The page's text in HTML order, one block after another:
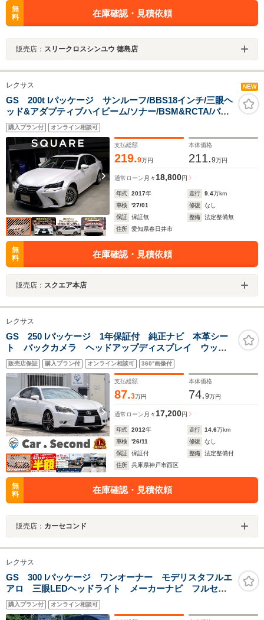
無
料
在庫確認・見積依頼
販売店： スリークロスシンユウ 徳島店
レクサス NEW
GS 200t Iパッケージ サンルーフ/BBS18インチ/三眼ヘ
ッド&アダプティブハイビーム/ソナー/BSM&RCTA/パワ
ートランク/衝突軽減&追従機能/レーンキープ/ハンドルヒ
ーター/シートヒーター&クーラー/ETC
購入プラン付 オンライン相談可
支払総額
219.9万円
本体価格
211.9万円
通常ローン 月々18,800円
年式 2017年 走行 9.4万km
車検
'27/01 修復
なし
保証
保証無 整備
法定整備無
住所
愛知県春日井市
無
料
在庫確認・見積依頼
販売店： スクエア本店
レクサス
GS 250 Iパッケージ 1年保証付 純正ナビ 本革シー
ト バックカメラ ヘッドアップディスプレイ ウッド
コンビハンドル 前席パワーシート シートヒーター&ク
ーラー フルセグTV Bluetoothオーディオ ETC ハン
ドルヒーター
販売店保証 購入プラン付 オンライン相談可 360°画像付
支払総額
87.3万円
本体価格
74.9万円
通常ローン 月々 17,200円
年式 2012年 走行 14.6万km
車検
'26/11 修復
なし
保証
保証付 整備
法定整備付
住所
兵庫県神戸市西区
無
料
在庫確認・見積依頼
販売店： カーセコンド
レクサス
GS 300 Iパッケージ ワンオーナー モデリスタフルエ
アロ 三眼LEDヘッドライト メーカーナビ フルセグ
TV バックカメラ レーダークルーズコントロール 衝
突軽減ブレーキ 茶革シート ETC2.0 温冷シート BT
購入プラン付 オンライン相談可